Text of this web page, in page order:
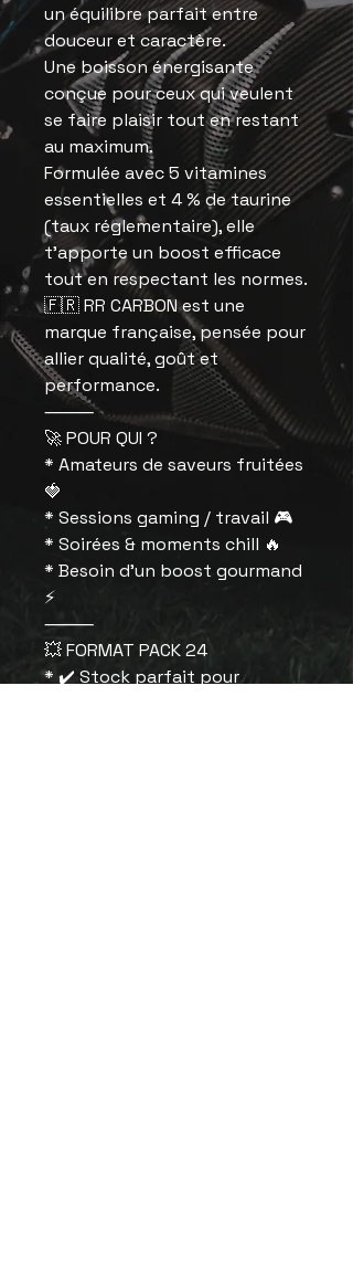
un équilibre parfait entre
douceur et caractère.
Une boisson énergisante
conçue pour ceux qui veulent
se faire plaisir tout en restant
au maximum.
Formulée avec 5 vitamines
essentielles et 4 % de taurine
(taux réglementaire), elle
t’apporte un boost efficace
tout en respectant les normes.
🇫🇷 RR CARBON est une
marque française, pensée pour
allier qualité, goût et
performance.
⸻
🚀 POUR QUI ?
* Amateurs de saveurs fruitées
🍓
* Sessions gaming / travail 🎮
* Soirées & moments chill 🔥
* Besoin d’un boost gourmand
⚡
⸻
💥 FORMAT PACK 24
* ✔️ Stock parfait pour